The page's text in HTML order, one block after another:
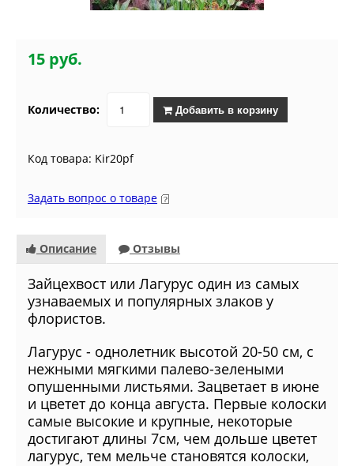
15 руб.
Количество: Добавить в корзину
Код товара: Kir20pf
Задать вопрос о товаре
Описание Отзывы
Зайцехвост или Лагурус один из самых
узнаваемых и популярных злаков у
флористов.
Лагурус - однолетник высотой 20-50 см, с
нежными мягкими палево-зелеными
опушенными листьями. Зацветает в июне
и цветет до конца августа. Первые колоски
самые высокие и крупные, некоторые
достигают длины 7см, чем дольше цветет
лагурус, тем мельче становятся колоски,